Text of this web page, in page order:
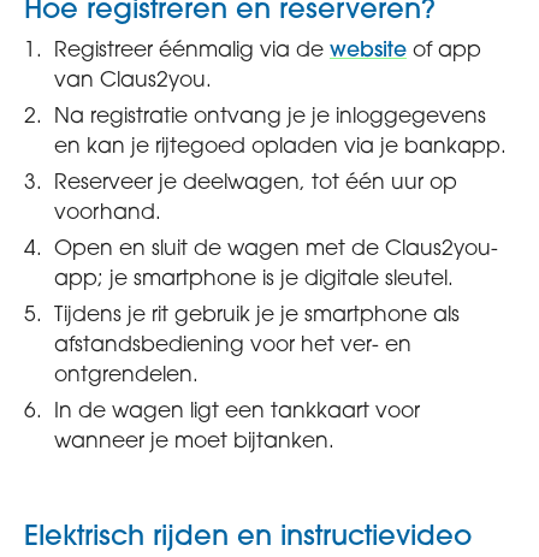
Hoe registreren en reserveren?
Registreer éénmalig via de website of app
van Claus2you.
Na registratie ontvang je je inloggegevens
en kan je rijtegoed opladen via je bankapp.
Reserveer je deelwagen, tot één uur op
voorhand.
Open en sluit de wagen met de Claus2you-
app; je smartphone is je digitale sleutel.
Tijdens je rit gebruik je je smartphone als
afstandsbediening voor het ver- en
ontgrendelen.
In de wagen ligt een tankkaart voor
wanneer je moet bijtanken.
Elektrisch rijden en instructievideo